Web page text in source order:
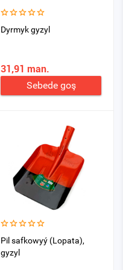
Dyrmyk gyzyl
31,91 man.
Sebede goş
Pil safkowyý (Lopata),
gyzyl